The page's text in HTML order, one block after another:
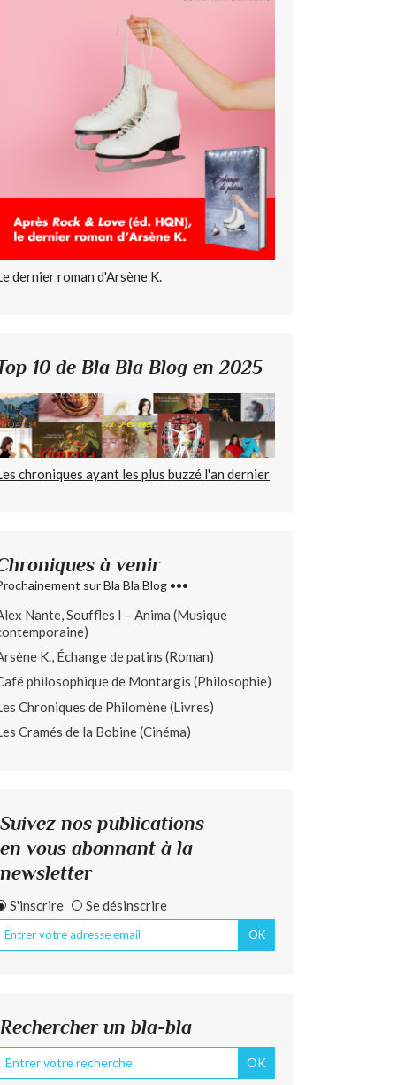
dernier roman d'Arsène K.
10 de Bla Bla Blog en 2025
chroniques ayant les plus buzzé l'an dernier
à venir
sur Bla Bla Blog •••
Nante, Souffles I – Anima (Musique
K., Échange de patins (Roman)
philosophique de Montargis (Philosophie)
Chroniques de Philomène (Livres)
Cramés de la Bobine (Cinéma)
Suivez nos publications
en vous abonnant à la
newsletter
S'inscrire Se désinscrire
Rechercher un bla-bla